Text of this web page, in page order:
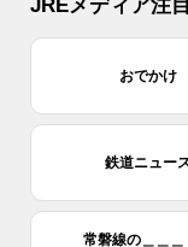
JREメディア注
おでかけ
鉄道ニュー
常磐線の＿＿＿